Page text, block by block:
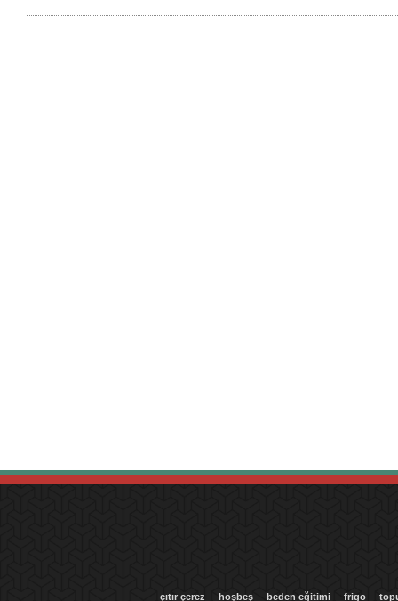
çıtır çerez hoşbeş beden eğitimi frigo